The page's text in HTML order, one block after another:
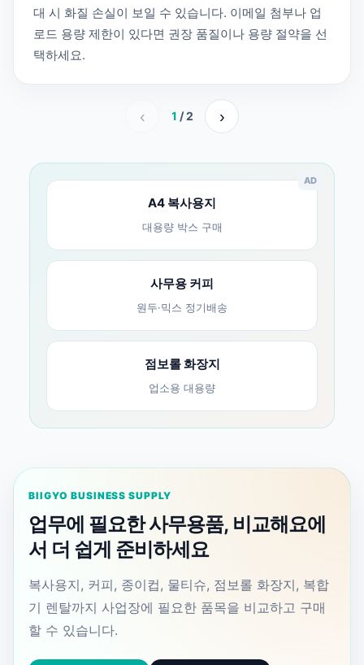
대 시 화질 손실이 보일 수 있습니다. 이메일 첨부나 업
로드 용량 제한이 있다면 권장 품질이나 용량 절약을 선
택하세요.
‹ 1 / 2 ›
AD
A4 복사용지
대용량 박스 구매
사무용 커피
원두·믹스 정기배송
점보롤 화장지
업소용 대용량
BIIGYO BUSINESS SUPPLY
업무에 필요한 사무용품, 비교해요에
서 더 쉽게 준비하세요
복사용지, 커피, 종이컵, 물티슈, 점보롤 화장지, 복합
기 렌탈까지 사업장에 필요한 품목을 비교하고 구매
할 수 있습니다.